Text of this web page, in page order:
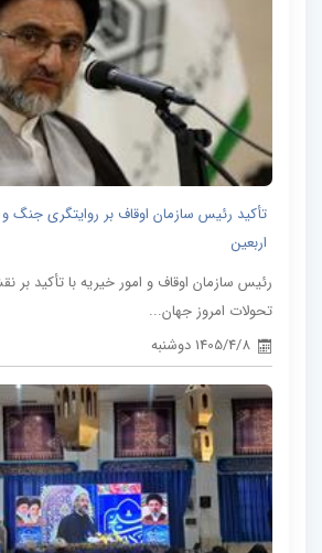
تأکید رئیس سازمان اوقاف بر روایتگری جنگ
اربعین
رئیس سازمان اوقاف و امور خیریه با تأکید بر
تحولات امروز جهان...
1405/4/8 دوشنبه